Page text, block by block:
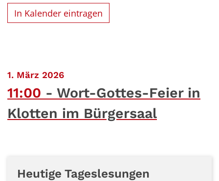
In Kalender eintragen
1. März 2026:
11:00
Wort-Gottes-Feier in
Klotten im Bürgersaal
Heutige Tageslesungen